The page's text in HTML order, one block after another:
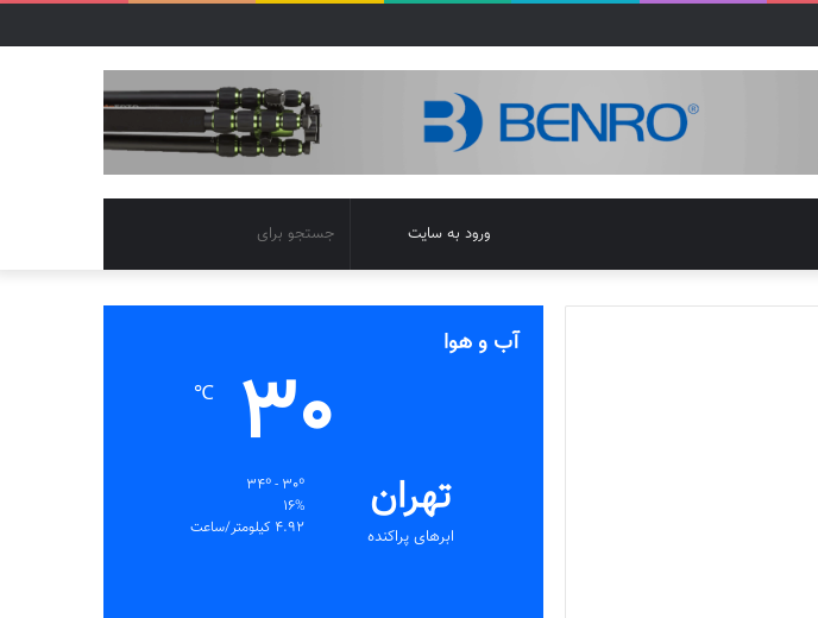
برای
تغییر
پوسته
ورود به سایت
آب و هوا
تهران
ابرهای پراکنده
30
℃
16%
4.92 کیلومتر/ساعت